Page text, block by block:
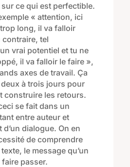
ce qui est perfectible.
« attention, ici
long, il va falloir
tel
vrai potentiel et tu ne
, il va falloir le faire »,
axes de travail. Ça
à trois jours pour
construire les retours.
se fait dans un
entre auteur et
d’un dialogue. On en
de comprendre
texte, le message qu’un
passer.